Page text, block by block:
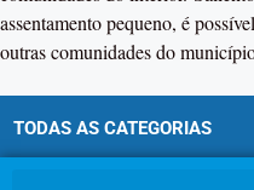
assentamento pequeno, é
outras comunidades do
TODAS AS CATEGORIAS